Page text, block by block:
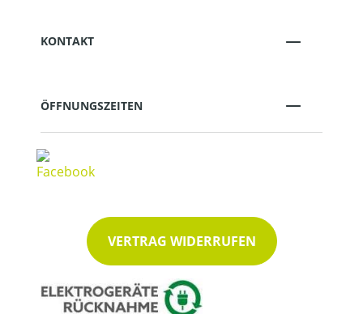
KONTAKT
ÖFFNUNGSZEITEN
VERTRAG WIDERRUFEN